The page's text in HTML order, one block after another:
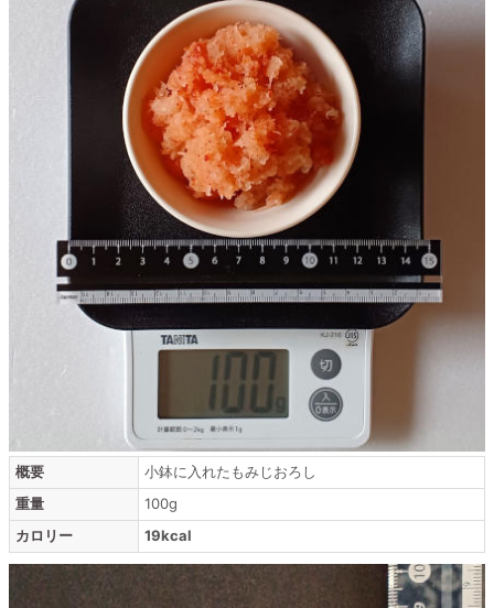
概要
小鉢に入れたもみじおろし
重量
100g
カロリー
19kcal